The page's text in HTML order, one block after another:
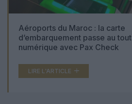
Aéroports du Maroc : la carte
d’embarquement passe au tout
numérique avec Pax Check
LIRE L'ARTICLE